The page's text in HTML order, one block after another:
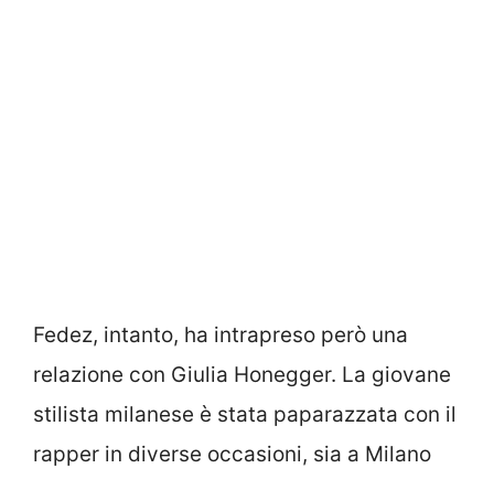
Fedez, intanto, ha intrapreso però una
relazione con Giulia Honegger. La giovane
stilista milanese è stata paparazzata con il
rapper in diverse occasioni, sia a Milano